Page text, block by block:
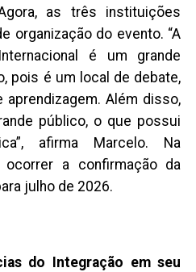
as três instituições
organização do evento. “A
é um grande
pois é um local de debate,
Além disso,
público, o que possui
afirma Marcelo. Na
ocorrer a confirmação da
julho de 2026.
do Integração em seu